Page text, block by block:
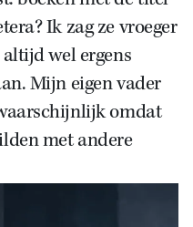
Zoek
Ik zag ze vroeger
wel ergens
Mijn eigen vader
omdat
met andere